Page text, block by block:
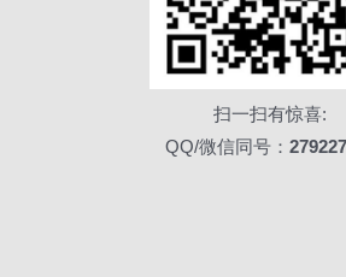
扫一扫有惊喜:
QQ/微信同号：